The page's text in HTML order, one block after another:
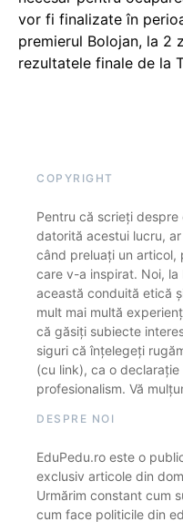
vor fi finalizate în
premierul Bolojan, la 2
rezultatele finale de la
COPYRIGHT
Pentru că scrieți
datorită acestui lucru,
când preluați un articol,
care v-a inspirat. Noi, la
această conduită etică
mult mai multă
că găsiți subiecte
siguri că înțelegeți
(cu link), ca o
profesionalism. Vă
DESPRE NOI
EduPedu.ro este o
exclusiv articole din
Urmărim constant cum
cum face politicile din